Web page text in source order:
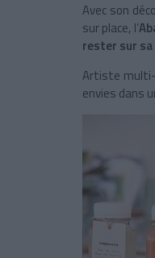
Avec son
sur place, l’
rester sur
Artiste multi-
envies dans